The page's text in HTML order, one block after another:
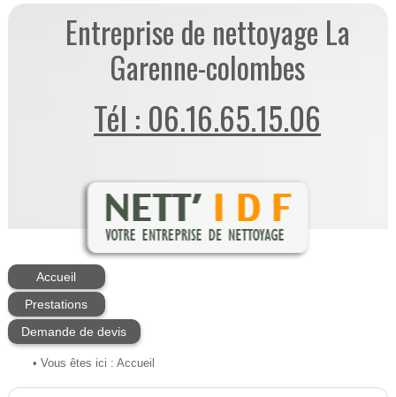
Entreprise de nettoyage La
Garenne-colombes
Tél : 06.16.65.15.06
Accueil
Prestations
Demande de devis
• Vous êtes ici : Accueil